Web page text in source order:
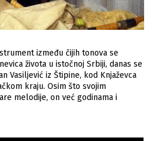
između čijih tonova se
života u istočnoj Srbiji, danas se
Vasiljević iz Štipine, kod Knjaževca
kraju. Osim što svojim
melodije, on već godinama i